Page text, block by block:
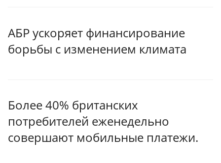
АБР ускоряет финансирование
борьбы с изменением климата
Более 40% британских
потребителей еженедельно
совершают мобильные платежи.